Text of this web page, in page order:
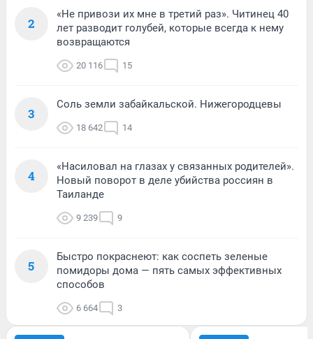
2
«Не привози их мне в третий раз». Читинец 40
лет разводит голубей, которые всегда к нему
возвращаются
20 116 15
3
Соль земли забайкальской. Нижегородцевы
18 642 14
4
«Насиловал на глазах у связанных родителей».
Новый поворот в деле убийства россиян в
Таиланде
9 239 9
5
Быстро покраснеют: как соспеть зеленые
помидоры дома — пять самых эффективных
способов
6 664 3